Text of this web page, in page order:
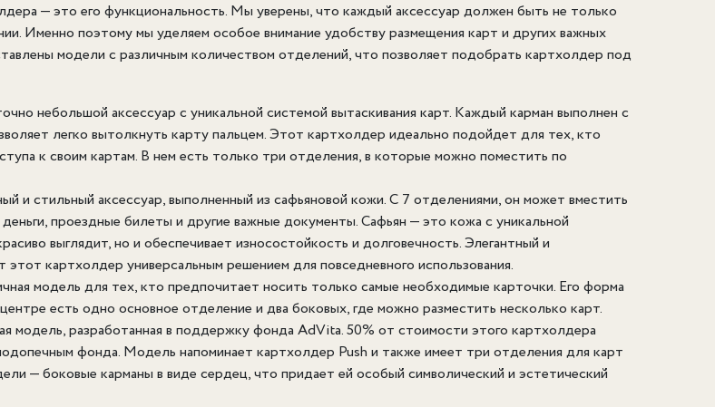
— это его функциональность. Мы уверены, что каждый аксессуар должен быть не только
Именно поэтому мы уделяем особое внимание удобству размещения карт и других важных
модели с различным количеством отделений, что позволяет подобрать картхолдер под
небольшой аксессуар с уникальной системой вытаскивания карт. Каждый карман выполнен с
легко вытолкнуть карту пальцем. Этот картхолдер идеально подойдет для тех, кто
к своим картам. В нем есть только три отделения, в которые можно поместить по
и стильный аксессуар, выполненный из сафьяновой кожи. С 7 отделениями, он может вместить
проездные билеты и другие важные документы. Сафьян — это кожа с уникальной
выглядит, но и обеспечивает износостойкость и долговечность. Элегантный и
этот картхолдер универсальным решением для повседневного использования.
модель для тех, кто предпочитает носить только самые необходимые карточки. Его форма
есть одно основное отделение и два боковых, где можно разместить несколько карт.
модель, разработанная в поддержку фонда AdVita. 50% от стоимости этого картхолдера
фонда. Модель напоминает картхолдер Push и также имеет три отделения для карт
— боковые карманы в виде сердец, что придает ей особый символический и эстетический